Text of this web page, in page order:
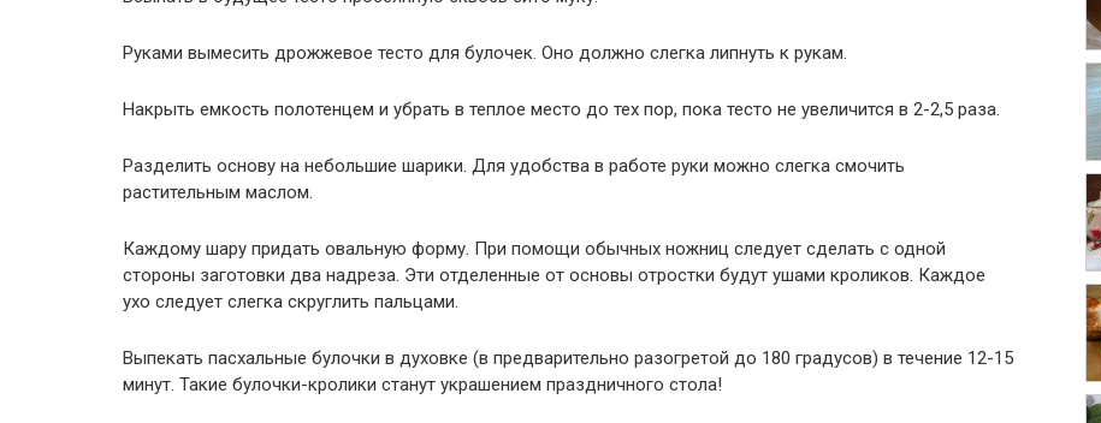
Руками вымесить дрожжевое тесто для булочек. Оно должно слегка липнуть к рукам.
Накрыть емкость полотенцем и убрать в теплое место до тех пор, пока тесто не увеличится в 2-2,5 раза.
Разделить основу на небольшие шарики. Для удобства в работе руки можно слегка смочить
растительным маслом.
Каждому шару придать овальную форму. При помощи обычных ножниц следует сделать с одной
стороны заготовки два надреза. Эти отделенные от основы отростки будут ушами кроликов. Каждое
ухо следует слегка скруглить пальцами.
Выпекать пасхальные булочки в духовке (в предварительно разогретой до 180 градусов) в течение 12-15
минут. Такие булочки-кролики станут украшением праздничного стола!